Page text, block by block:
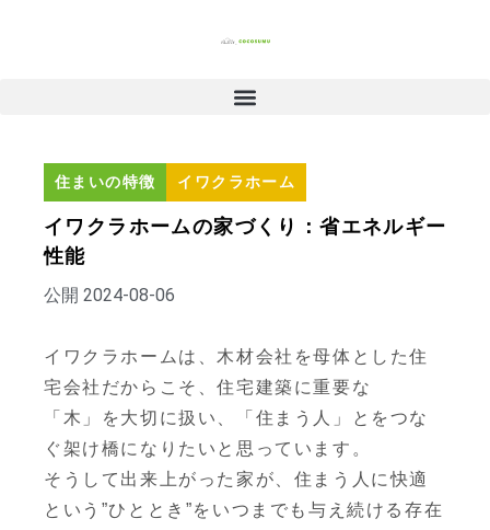
住まいの特徴 イワクラホーム
イワクラホームの家づくり：省エネルギー
性能
公開 2024-08-06
イワクラホームは、木材会社を母体とした住
宅会社だからこそ、住宅建築に重要な
「木」を大切に扱い、「住まう人」とをつな
ぐ架け橋になりたいと思っています。
そうして出来上がった家が、住まう人に快適
という”ひととき”をいつまでも与え続ける存在